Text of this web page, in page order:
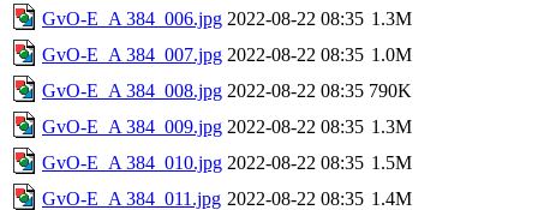
GvO-E_A 384_006.jpg 2022-08-22 08:35 1.3M
GvO-E_A 384_007.jpg 2022-08-22 08:35 1.0M
GvO-E_A 384_008.jpg 2022-08-22 08:35 790K
GvO-E_A 384_009.jpg 2022-08-22 08:35 1.3M
GvO-E_A 384_010.jpg 2022-08-22 08:35 1.5M
GvO-E_A 384_011.jpg 2022-08-22 08:35 1.4M